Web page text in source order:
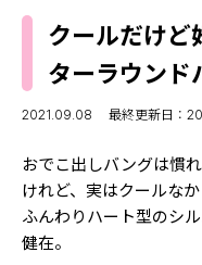
モデルの購入品
おでかけ
MODELS
MODEL'S
TikTok
Instagram
YouTube
FORTUNE
クールだけ
ターラウンド
2021.09.08 最終更新日：
おでこ出しバングは慣
けれど、実はクールな
ふんわりハート型のシ
健在。